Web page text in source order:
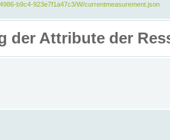
b9c4-923e7f1a47c3/W/currentmeasurement.json
der Attribute der